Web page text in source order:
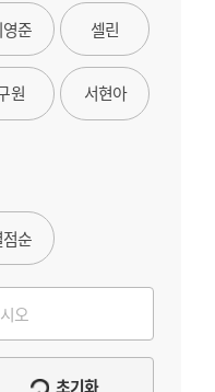
준 셀린
원 서현아
순
초기화